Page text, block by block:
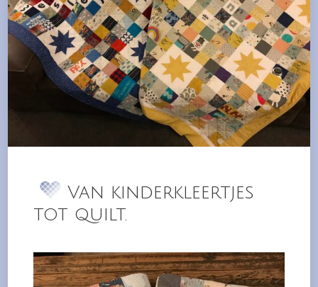
Van kinderkleertjes
tot quilt.